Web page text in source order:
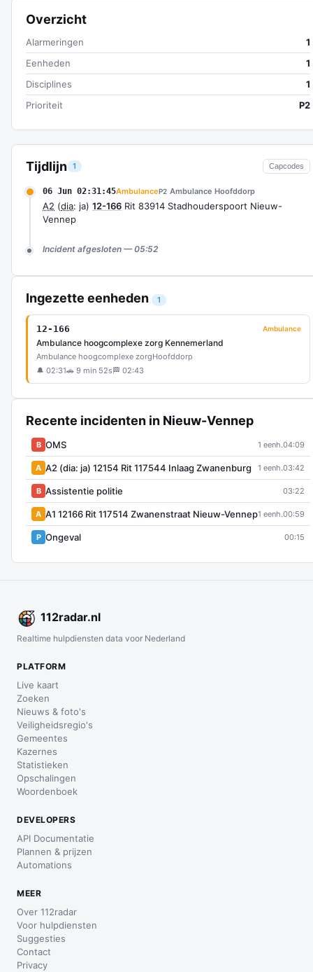
Tijdlijn 1 Capcodes
06 Jun 02:31:45AmbulanceP2 Ambulance Hoofddorp
A2 (dia: ja) 12-166 Rit 83914 Stadhouderspoort Nieuw-
Vennep
Incident afgesloten — 05:52
Ingezette eenheden 1
12-166 Ambulance
Ambulance hoogcomplexe zorg Kennemerland
Ambulance hoogcomplexe zorgHoofddorp
🔔 02:31🚗 9 min 52s 🏁 02:43
Recente incidenten in Nieuw-Vennep
B OMS 1 eenh.04:09
A A2 (dia: ja) 12154 Rit 117544 Inlaag Zwanenburg 1 eenh.03:42
B Assistentie politie 03:22
A A1 12166 Rit 117514 Zwanenstraat Nieuw-Vennep1 eenh.00:59
P Ongeval 00:15
Overzicht
Alarmeringen
1
Eenheden
1
Disciplines
1
Prioriteit
P2
112radar.nl
Realtime hulpdiensten data voor Nederland
PLATFORM
Live kaart
Zoeken
Nieuws & foto's
Veiligheidsregio's
Gemeentes
Kazernes
Statistieken
Opschalingen
Woordenboek
DEVELOPERS
API Documentatie
Plannen & prijzen
Automations
MEER
Over 112radar
Voor hulpdiensten
Suggesties
Contact
Privacy